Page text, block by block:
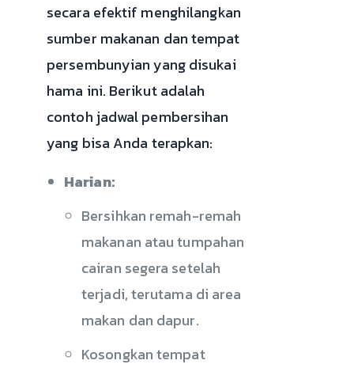
secara efektif menghilangkan
sumber makanan dan tempat
persembunyian yang disukai
hama ini. Berikut adalah
contoh jadwal pembersihan
yang bisa Anda terapkan:
Harian:
Bersihkan remah-remah
makanan atau tumpahan
cairan segera setelah
terjadi, terutama di area
makan dan dapur.
Kosongkan tempat